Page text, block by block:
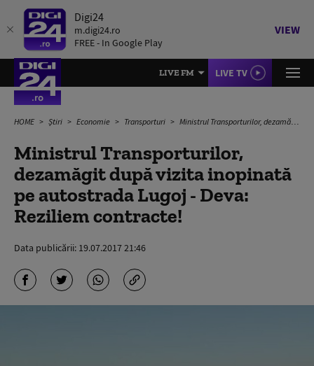
Digi24
m.digi24.ro
FREE - In Google Play
VIEW
LIVE FM LIVE TV
HOME Știri Economie Transporturi Ministrul Transporturilor, dezamăgit după vizita inopinată pe autostrada Lugoj - Deva: Reziliem contracte!
Ministrul Transporturilor,
dezamăgit după vizita inopinată
pe autostrada Lugoj - Deva:
Reziliem contracte!
Data publicării: 19.07.2017 21:46